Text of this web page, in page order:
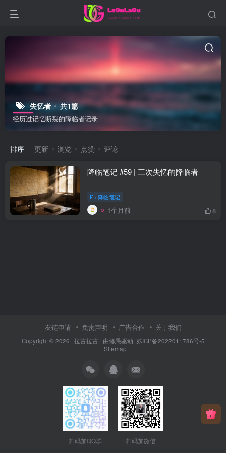
失忆者 共1篇
经历过记忆断裂的降临者记录
排序 更新 浏览 点赞 评论
降临笔记 #59 | 三次失忆的降临者
降临笔记
1个月前 8
友链申请 免责声明 广告合作 关于我们
Copyright © 2026 · 拉古拉古 · 由修愚驱动. 苏ICP备2022011786号-5
· Sitemap
扫码加QQ群 扫码加微信